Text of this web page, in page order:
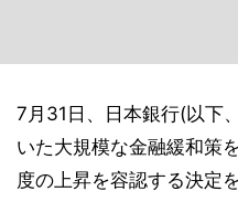
7月31日、日本銀行(以下
いた大規模な金融緩和策
度の上昇を容認する決定